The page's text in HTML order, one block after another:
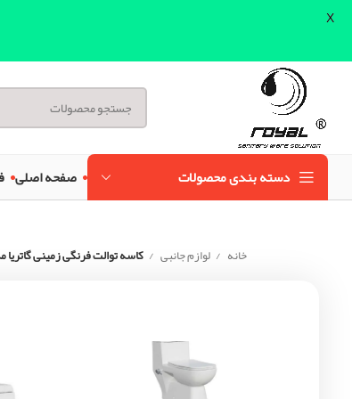
دسته بندی محصولات صفحه اصلی
خانه لوازم جانبی کاسه توالت فرنگی زمینی
X